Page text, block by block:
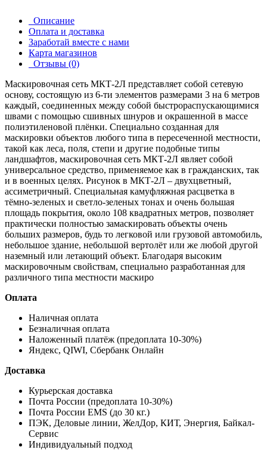
Описание
Оплата и доставка
Заработай вместе с нами
Карта магазинов
Отзывы (0)
Маскировочная сеть МКТ-2Л представляет собой сетевую
основу, состоящую из 6-ти элементов размерами 3 на 6 метров
каждый, соединенных между собой быстрораспускающимися
швами с помощью сшивных шнуров и окрашенной в массе
полиэтиленовой плёнки. Специально созданная для
маскировки объектов любого типа в пересеченной местности,
такой как леса, поля, степи и другие подобные типы
ландшафтов, маскировочная сеть МКТ-2Л являет собой
универсальное средство, применяемое как в гражданских, так
и в военных целях. Рисунок в МКТ-2Л – двухцветный,
ассиметричный. Специальная камуфляжная расцветка в
тёмно-зеленых и светло-зеленых тонах и очень большая
площадь покрытия, около 108 квадратных метров, позволяет
практически полностью замаскировать объекты очень
больших размеров, будь то легковой или грузовой автомобиль,
небольшое здание, небольшой вертолёт или же любой другой
наземный или летающий объект. Благодаря высоким
маскировочным свойствам, специально разработанная для
различного типа местности маскиро
Оплата
Наличная оплата
Безналичная оплата
Наложенный платёж (предоплата 10-30%)
Яндекс, QIWI, Сбербанк Онлайн
Доставка
Курьерская доставка
Почта России (предоплата 10-30%)
Почта России EMS (до 30 кг.)
ПЭК, Деловые линии, ЖелДор, КИТ, Энергия, Байкал-
Сервис
Индивидуальный подход